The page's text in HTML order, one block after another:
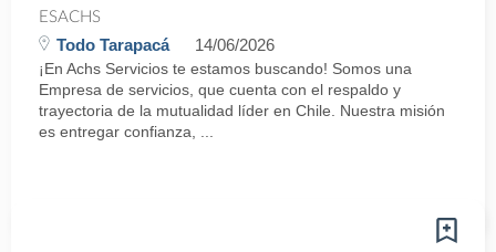
ESACHS
Todo Tarapacá 14/06/2026
¡En Achs Servicios te estamos buscando! Somos una
Empresa de servicios, que cuenta con el respaldo y
trayectoria de la mutualidad líder en Chile. Nuestra misión
es entregar confianza, ...